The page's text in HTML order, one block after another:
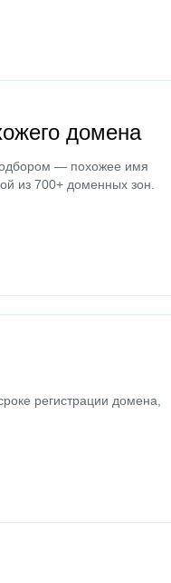
домена
— похожее имя
из 700+ доменных зон.
регистрации домена,